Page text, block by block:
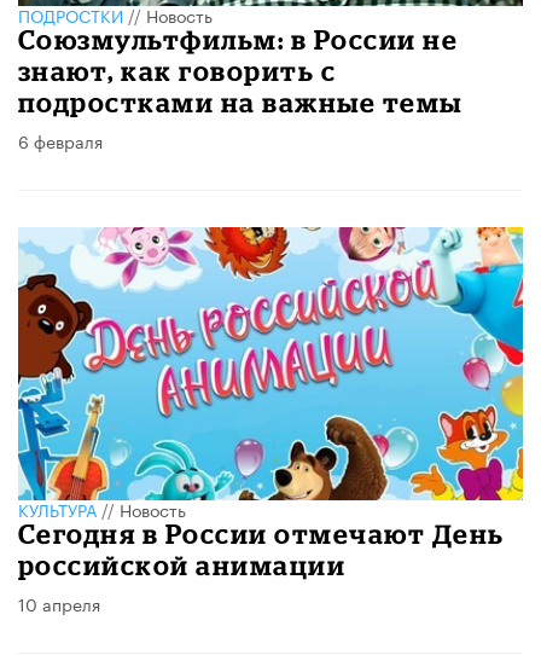
ПОДРОСТКИ//Новость
Cоюзмультфильм: в России не
знают, как говорить с
подростками на важные темы
6 февраля
КУЛЬТУРА//Новость
Сегодня в России отмечают День
российской анимации
10 апреля